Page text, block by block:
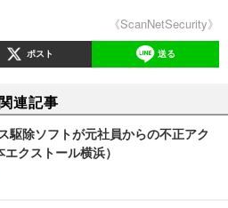
《ScanNetSecurity》
ポスト 送る
関連記事
駆除ソフトが元社員からの不正アク
クストール横浜）